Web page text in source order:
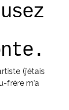
(j’étais
frère m’a